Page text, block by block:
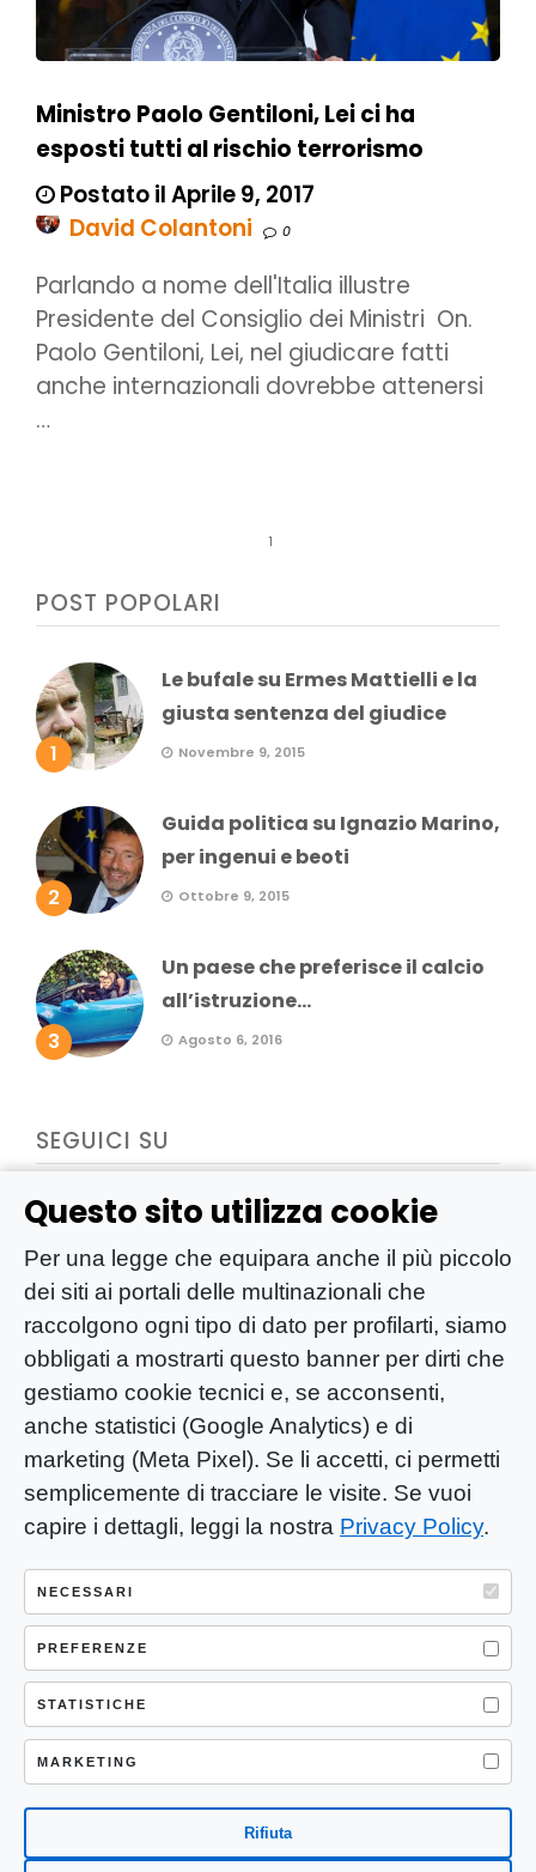
Questo sito utilizza cookie
Per una legge che equipara anche il più piccolo
dei siti ai portali delle multinazionali che
raccolgono ogni tipo di dato per profilarti, siamo
obbligati a mostrarti questo banner per dirti che
gestiamo cookie tecnici e, se acconsenti,
anche statistici (Google Analytics) e di
marketing (Meta Pixel). Se li accetti, ci permetti
semplicemente di tracciare le visite. Se vuoi
capire i dettagli, leggi la nostra Privacy Policy.
NECESSARI
PREFERENZE
STATISTICHE
MARKETING
Rifiuta
Ministro Paolo Gentiloni, Lei ci ha
esposti tutti al rischio terrorismo
Postato il Aprile 9, 2017
David Colantoni
0
Parlando a nome dell'Italia illustre
Presidente del Consiglio dei Ministri On.
Paolo Gentiloni, Lei, nel giudicare fatti
anche internazionali dovrebbe attenersi
…
1
POST POPOLARI
1
Le bufale su Ermes Mattielli e la
giusta sentenza del giudice
Novembre 9, 2015
2
Guida politica su Ignazio Marino,
per ingenui e beoti
Ottobre 9, 2015
3
Un paese che preferisce il calcio
all’istruzione...
Agosto 6, 2016
SEGUICI SU
YOU-ng Slow Journalism è una testata
giornalistica di proprietà di Mastino S.R.L.
Registrazione presso Trib. Santa Maria
Capua Vetere (CE) n° 900 del 31/01/2025 |
ISSN 3103-4683
P.IVA: 04755530617
Sede Legale: CASERTA – VIA LORENZO MARIA
NERONI 11 CAP 81100